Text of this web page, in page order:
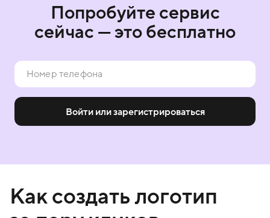
Попробуйте сервис
сейчас — это бесплатно
Войти или зарегистрироваться
Как создать логотип